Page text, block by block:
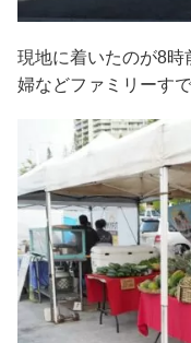
現地に着いたのが8時
婦などファミリーす